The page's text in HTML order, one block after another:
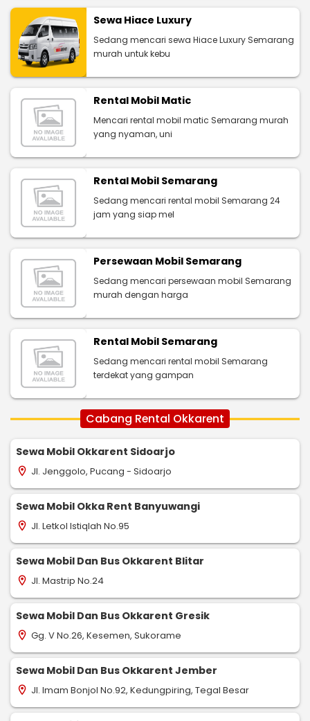
Sewa Hiace Luxury
Sedang mencari sewa Hiace Luxury Semarang
murah untuk kebu
Rental Mobil Matic
Mencari rental mobil matic Semarang murah
yang nyaman, uni
Rental Mobil Semarang
Sedang mencari rental mobil Semarang 24
jam yang siap mel
Persewaan Mobil Semarang
Sedang mencari persewaan mobil Semarang
murah dengan harga
Rental Mobil Semarang
Sedang mencari rental mobil Semarang
terdekat yang gampan
Cabang Rental Okkarent
Sewa Mobil Okkarent Sidoarjo
location_on Jl. Jenggolo, Pucang - Sidoarjo
Sewa Mobil Okka Rent Banyuwangi
location_on Jl. Letkol Istiqlah No.95
Sewa Mobil Dan Bus Okkarent Blitar
location_on Jl. Mastrip No.24
Sewa Mobil Dan Bus Okkarent Gresik
location_on Gg. V No.26, Kesemen, Sukorame
Sewa Mobil Dan Bus Okkarent Jember
location_on Jl. Imam Bonjol No.92, Kedungpiring, Tegal Besar